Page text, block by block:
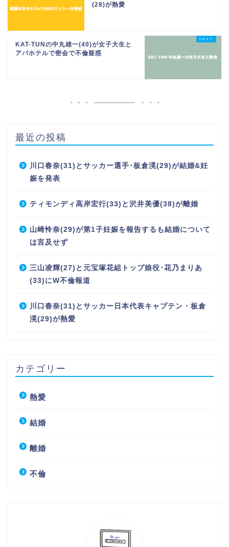
(28)が熱愛
KAT-TUNの中丸雄一(40)が女子大生と
アパホテルで密会で不倫疑惑
最近の投稿
川口春奈(31)とサッカー選手･板倉滉(29)が結婚&妊
娠を発表
ティモンディ高岸宏行(33)と沢井美優(38)が離婚
山崎怜奈(29)が第1子妊娠を報告するも結婚について
は言及せず
三山凌輝(27)と元宝塚花組トップ娘役･花乃まりあ
(33)にW不倫報道
川口春奈(31)とサッカー日本代表キャプテン・板倉
滉(29)が熱愛
カテゴリー
熱愛
結婚
離婚
不倫